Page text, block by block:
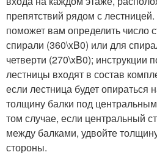
препятствий рядом с
поможет вам определить число
спирали (360\xB0) или для
четверти (270\xB0); инструкции
лестницы входят в состав
если лестница будет опираться
толщину балки под
том случае, если центральный
между балками, удвойте
стороны.